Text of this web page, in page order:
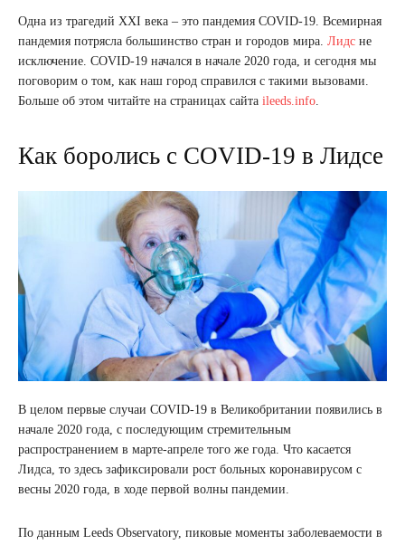
Одна из трагедий XXI века – это пандемия COVID-19. Всемирная
пандемия потрясла большинство стран и городов мира. Лидс не
исключение. COVID-19 начался в начале 2020 года, и сегодня мы
поговорим о том, как наш город справился с такими вызовами.
Больше об этом читайте на страницах сайта ileeds.info
Как боролись с COVID-19 в Лидсе
В целом первые случаи COVID-19 в Великобритании появились в
начале 2020 года, с последующим стремительным
распространением в марте-апреле того же года. Что касается
Лидса, то здесь зафиксировали рост больных коронавирусом с
весны 2020 года, в ходе первой волны пандемии.
По данным Leeds Observatory, пиковые моменты заболеваемости в